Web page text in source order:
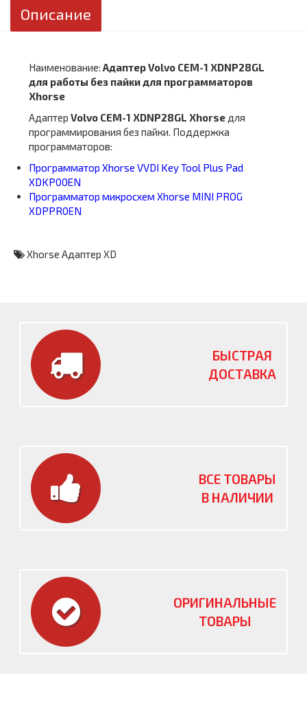
Описание
Наименование: Адаптер Volvo CEM-1 XDNP28GL
для работы без пайки для программаторов
Xhorse
Адаптер Volvo CEM-1 XDNP28GL Xhorse для
программирования без пайки. Поддержка
программаторов:
Программатор Xhorse VVDI Key Tool Plus Pad
XDKP00EN
Программатор микросхем Xhorse MINI PROG
XDPPR0EN
Xhorse Адаптер XD
БЫСТРАЯ
ДОСТАВКА
ВСЕ ТОВАРЫ
В НАЛИЧИИ
ОРИГИНАЛЬНЫЕ
ТОВАРЫ